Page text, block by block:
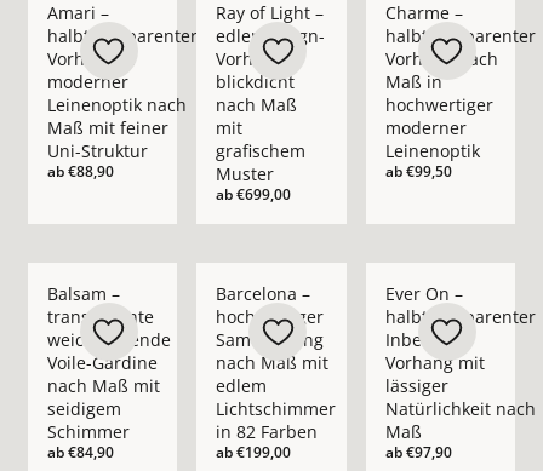
Amari –
halbtransparenter
Vorhang in
moderner
Leinenoptik nach
Maß mit feiner
Uni-Struktur
ab€88,90
Ray of Light –
edler Design-
Vorhang
blickdicht
nach Maß
mit
grafischem
Muster
ab€699,00
Charme –
halbtransparenter
Vorhang nach
Maß in
hochwertiger
moderner
Leinenoptik
ab€99,50
Balsam –
transparente
weichfließende
Voile-Gardine
nach Maß mit
seidigem
Schimmer
ab€84,90
Barcelona –
hochwertiger
Samtvorhang
nach Maß mit
edlem
Lichtschimmer
in 82 Farben
ab€199,00
Ever On –
halbtransparenter
Inbetween
Vorhang mit
lässiger
Natürlichkeit nach
Maß
ab€97,90